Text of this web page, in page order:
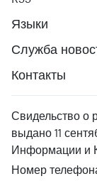
Языки
Служба
Контакты
Свидельство о
выдано 11
Информации и
Номер